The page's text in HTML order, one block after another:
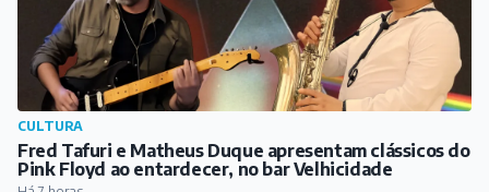
CULTURA
Fred Tafuri e Matheus Duque apresentam clássicos do
Pink Floyd ao entardecer, no bar Velhicidade